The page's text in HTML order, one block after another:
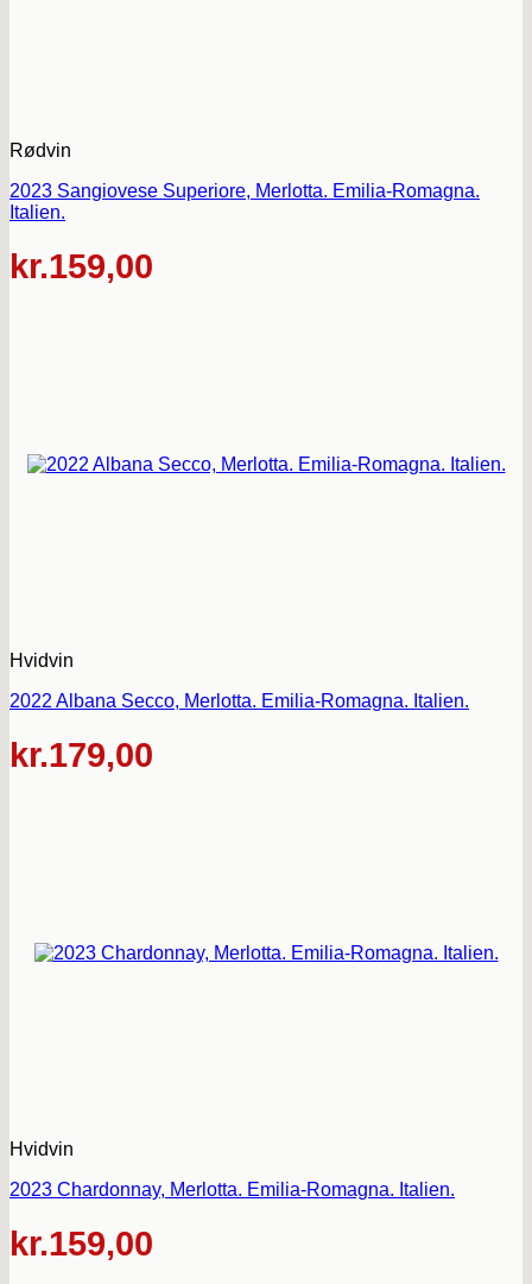
Rødvin
2023 Sangiovese Superiore, Merlotta. Emilia-Romagna.
Italien.
kr.159,00
Hvidvin
2022 Albana Secco, Merlotta. Emilia-Romagna. Italien.
kr.179,00
Hvidvin
2023 Chardonnay, Merlotta. Emilia-Romagna. Italien.
kr.159,00